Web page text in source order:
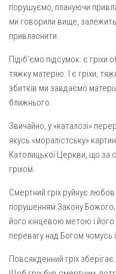
порушуємо, плануючи
ми говорили вище,
привласнити.
Підіб’ємо підсумок: є гріхи
тяжку матерію. І є гріхи,
збитків ми завдаємо
ближнього.
Звичайно, у «каталозі»
якусь «моралістську»
Католицької Церкви, що за
гріхом.
Смертний гріх руйнує
порушенням Закону Божого;
його кінцевою метою і
перевагу над Богом чомусь
Повсякденний гріх